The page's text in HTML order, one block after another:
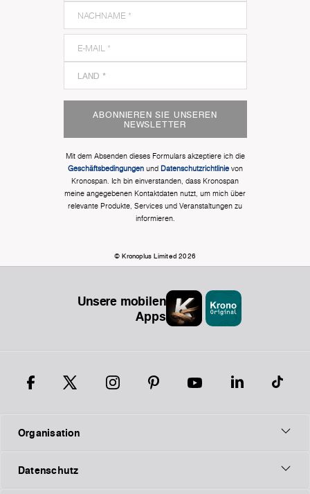
ABONNIEREN SIE UNSEREN
NEWSLETTER
Mit dem Absenden dieses Formulars akzeptiere ich die
Geschäftsbedingungenund Datenschutzrichtlinievon
Kronospan. Ich bin einverstanden, dass Kronospan
meine angegebenen Kontaktdaten nutzt, um mich über
relevante Produkte, Services und Veranstaltungen zu
informieren.
© Kronoplus Limited 2026
Unsere mobilen
Apps
Organisation
Datenschutz